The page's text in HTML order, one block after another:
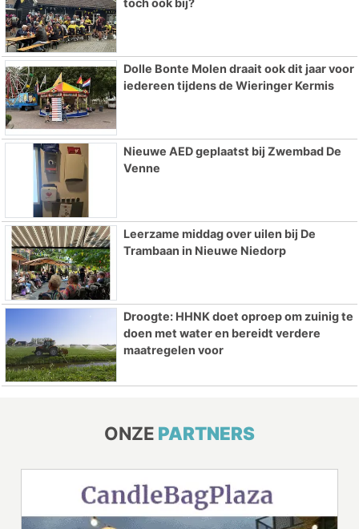
toch ook bij?
Dolle Bonte Molen draait ook dit jaar voor
iedereen tijdens de Wieringer Kermis
Nieuwe AED geplaatst bij Zwembad De
Venne
Leerzame middag over uilen bij De
Trambaan in Nieuwe Niedorp
Droogte: HHNK doet oproep om zuinig te
doen met water en bereidt verdere
maatregelen voor
ONZE PARTNERS